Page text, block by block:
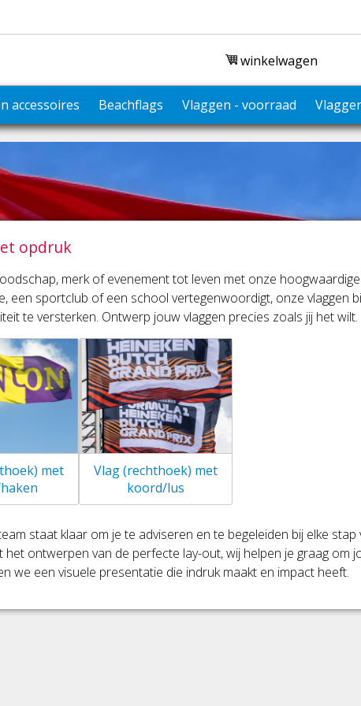
winkelwagen
accessoires Beachflags Vlaggen - voorraad
opdruk
merk of evenement tot leven met onze
een sportclub of een school vertegenwoordigt, onze vlaggen
te versterken. Ontwerp jouw vlaggen precies zoals jij het wilt.
met
Vlag (rechthoek) met
koord/lus
staat klaar om je te adviseren en te begeleiden bij elke
het ontwerpen van de perfecte lay-out, wij helpen je graag om
we een visuele presentatie die indruk maakt en impact heeft.